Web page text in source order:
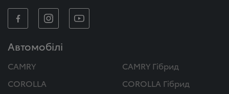
Автомобілі
CAMRY
CAMRY Гібрид
COROLLA
COROLLA Гібрид